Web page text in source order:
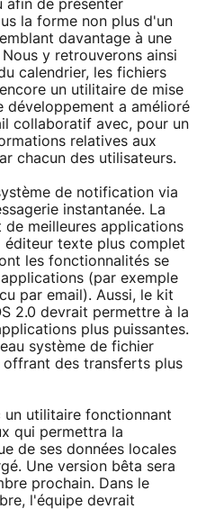
afin de présenter
la forme non plus d'un
davantage à une
y retrouverons ainsi
calendrier, les fichiers
un utilitaire de mise
développement a amélioré
collaboratif avec, pour un
relatives aux
chacun des utilisateurs.
de notification via
instantanée. La
meilleures applications
éditeur texte plus complet
les fonctionnalités se
(par exemple
par email). Aussi, le kit
2.0 devrait permettre à la
plus puissantes.
système de fichier
offrant des transferts plus
un utilitaire fonctionnant
qui permettra la
de ses données locales
Une version bêta sera
prochain. Dans le
l'équipe devrait